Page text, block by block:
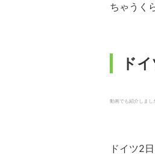
ちゃうく
ド
動画でも紹介しま
ドイツ2